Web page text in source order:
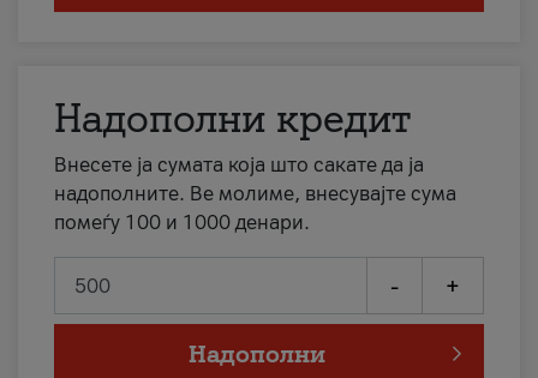
Надополни кредит
Внесете ја сумата која што сакате да ја
надополните. Ве молиме, внесувајте сума
помеѓу 100 и 1000 денари.
- +
Надополни